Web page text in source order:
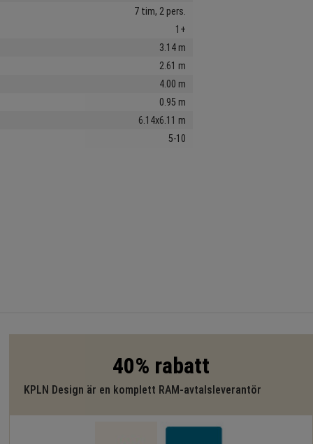
7 tim, 2 pers.
1+
3.14 m
2.61 m
4.00 m
0.95 m
6.14x6.11 m
5-10
40% rabatt
KPLN Design är en komplett RAM-avtalsleverantör